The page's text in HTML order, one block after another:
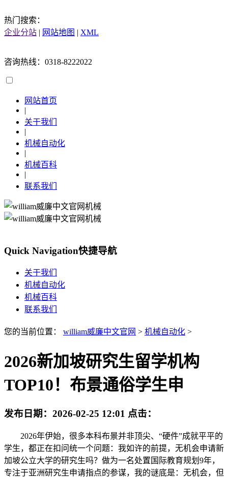
热门搜索：
企业分站 | 网站地图 | XML
咨询热线：0318-8222022
网站首页
|
关于我们
|
机械自动化
|
机械百科
|
联系我们
Quick Navigation快捷导航
关于我们
机械自动化
机械百科
联系我们
您的当前位置： william威廉中文官网 > 机械自动化 >
2026新加坡研究生留学机构
TOP10！布景通俗学生申
发布日期： 2026-02-25 12:01 点击：
2026年伊始，很多本科布景并非顶尖、“硬件”成就平平的
学生，都正在扣问统一个问题：我如许的前提，无机会申请新
加坡公立大学的研究生吗？做为一名处置国际教育规划9年，
专注于亚洲研究生申请指点的参谋，我的谜底是：无机会，但